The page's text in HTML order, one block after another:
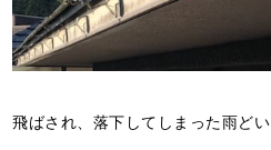
飛ばされ、落下してしまった雨どい